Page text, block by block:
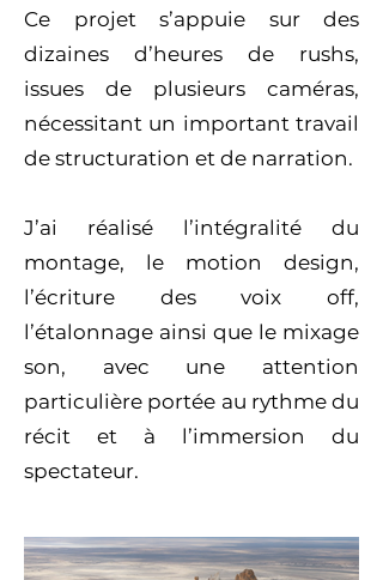
Ce projet s’appuie sur des
dizaines d’heures de rushs,
issues de plusieurs caméras,
nécessitant un important travail
de structuration et de narration.
J’ai réalisé l’intégralité du
montage, le motion design,
l’écriture des voix off,
l’étalonnage ainsi que le mixage
son, avec une attention
particulière portée au rythme du
récit et à l’immersion du
spectateur.